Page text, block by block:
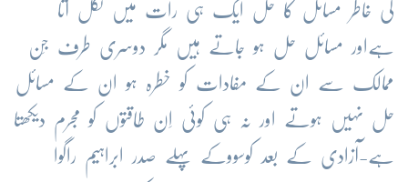
کی خاطر مسائل کا حل ایک ہی رات میں نکل آتا
ہےاور مسائل حل ہو جاتے ہیں مگر دوسری طرف جِن
ممالک سے ان کے مفادات کو خطرہ ہو ان کے مسائل
حل نہیں ہوتے اور نہ ہی کوئی اِن طاقتوں کو مجرم دیکھتا
ہے-آزادی کے بعد کوسووکے پہلے صدر ابراہیم راگوا